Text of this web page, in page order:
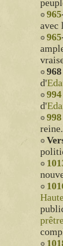
965
avec
965
968
d'
994
d'
998
reine.